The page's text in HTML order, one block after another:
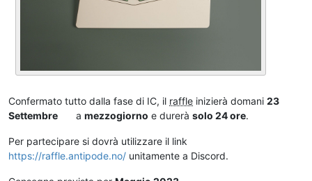
Confermato tutto dalla fase di IC, il raffle inizierà domani 23
Settembre
a mezzogiorno e durerà solo 24 ore.
Per partecipare si dovrà utilizzare il link
https://raffle.antipode.no/ unitamente a Discord.